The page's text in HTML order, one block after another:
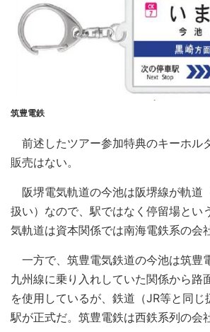
筑豊電鉄
前述したツアー参加特典のキーホル
販売はない。
阪堺電気軌道の今池は阪堺線が軌道
扱い）なので、駅ではなく停留場とい
気軌道は資本関係では南海電鉄系の会
一方で、筑豊電気鉄道の今池は筑豊
九州線に乗り入れしていた関係から路
を使用しているが、鉄道（JR等と同じ
駅が正式だ。筑豊電鉄は西鉄系列の会